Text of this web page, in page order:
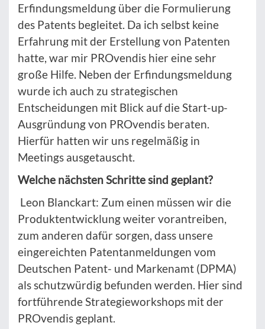
Erfindungsmeldung über die Formulierung
des Patents begleitet. Da ich selbst keine
Erfahrung mit der Erstellung von Patenten
hatte, war mir PROvendis hier eine sehr
große Hilfe. Neben der Erfindungsmeldung
wurde ich auch zu strategischen
Entscheidungen mit Blick auf die Start-up-
Ausgründung von PROvendis beraten.
Hierfür hatten wir uns regelmäßig in
Meetings ausgetauscht.
Welche nächsten Schritte sind geplant?
Leon Blanckart: Zum einen müssen wir die
Produktentwicklung weiter vorantreiben,
zum anderen dafür sorgen, dass unsere
eingereichten Patentanmeldungen vom
Deutschen Patent- und Markenamt (DPMA)
als schutzwürdig befunden werden. Hier sind
fortführende Strategieworkshops mit der
PROvendis geplant.